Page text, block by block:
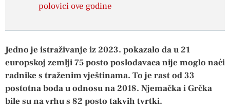
polovici ove godine
Jedno je istraživanje iz 2023. pokazalo da u 21
europskoj zemlji 75 posto poslodavaca nije moglo naći
radnike s traženim vještinama. To je rast od 33
postotna boda u odnosu na 2018. Njemačka i Grčka
bile su na vrhu s 82 posto takvih tvrtki.